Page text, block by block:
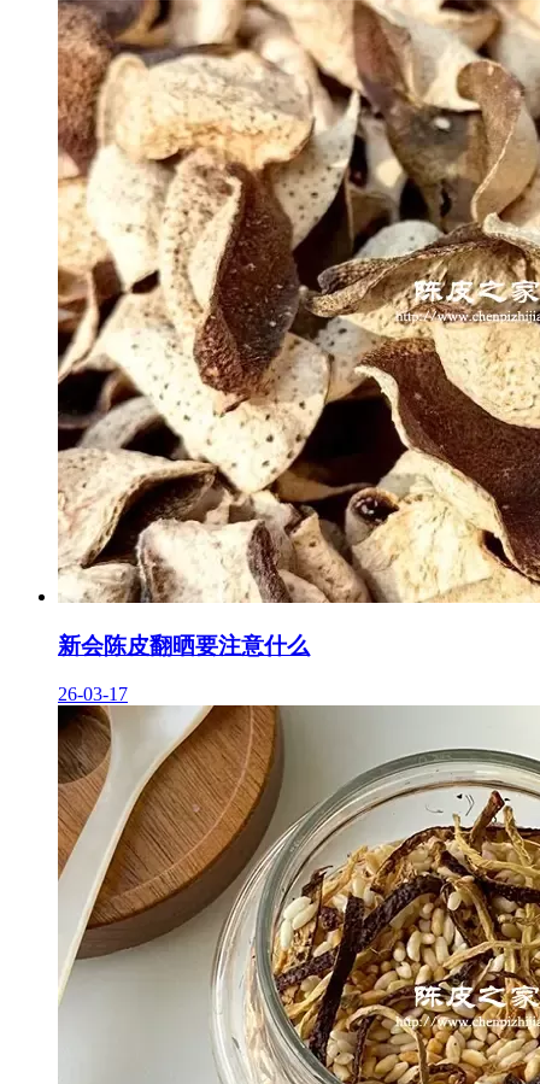
新会陈皮翻晒要注意什么
26-03-17